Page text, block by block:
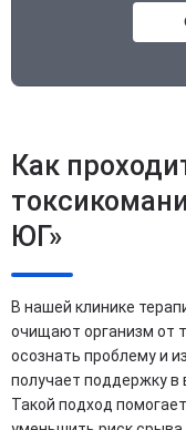
Как
ЮГ»
В нашей клинике
очищают организм от
осознать проблему и
получает поддержку в
Такой подход